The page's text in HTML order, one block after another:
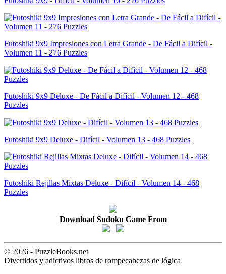
Futoshiki 9x9 Impresiones con Letra Grande - De Fácil a Difícil -
Volumen 11 - 276 Puzzles
Futoshiki 9x9 Deluxe - De Fácil a Difícil - Volumen 12 - 468
Puzzles
Futoshiki 9x9 Deluxe - Difícil - Volumen 13 - 468 Puzzles
Futoshiki Rejillas Mixtas Deluxe - Difícil - Volumen 14 - 468
Puzzles
Download Sudoku Game From
© 2026 - PuzzleBooks.net
Divertidos y adictivos libros de rompecabezas de lógica